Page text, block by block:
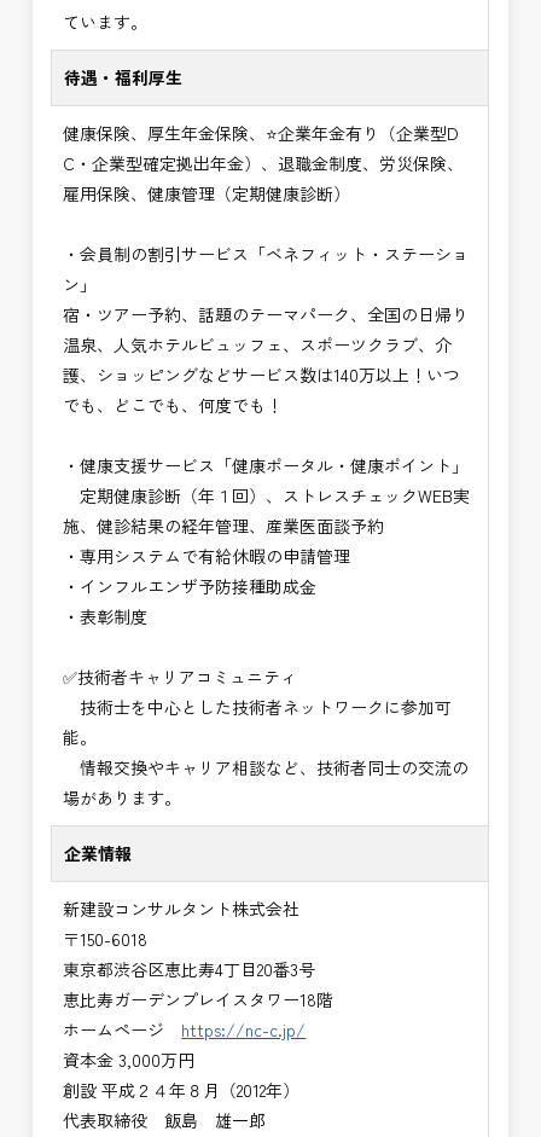
ています。
待遇・福利厚生
健康保険、厚生年金保険、⭐企業年金有り（企業型D
C・企業型確定拠出年金）、退職金制度、労災保険、
雇用保険、健康管理（定期健康診断）
・会員制の割引サービス「ベネフィット・ステーショ
ン」
宿・ツアー予約、話題のテーマパーク、全国の日帰り
温泉、人気ホテルビュッフェ、スポーツクラブ、介
護、ショッピングなどサービス数は140万以上！いつ
でも、どこでも、何度でも！
・健康支援サービス「健康ポータル・健康ポイント」
定期健康診断（年１回）、ストレスチェックWEB実
施、健診結果の経年管理、産業医面談予約
・専用システムで有給休暇の申請管理
・インフルエンザ予防接種助成⾦
・表彰制度
✅技術者キャリアコミュニティ
技術士を中心とした技術者ネットワークに参加可
能。
情報交換やキャリア相談など、技術者同士の交流の
場があります。
企業情報
新建設コンサルタント株式会社
〒150-6018
東京都渋谷区恵比寿4丁目20番3号
恵比寿ガーデンプレイスタワー18階
ホームページ https://nc-c.jp/
資本金 3,000万円
創設 平成２４年８月（2012年）
代表取締役 飯島 雄一郎